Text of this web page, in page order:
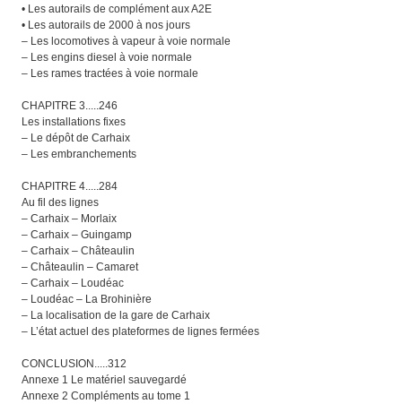
• Les autorails de complément aux A2E
• Les autorails de 2000 à nos jours
– Les locomotives à vapeur à voie normale
– Les engins diesel à voie normale
– Les rames tractées à voie normale
CHAPITRE 3.....246
Les installations fixes
– Le dépôt de Carhaix
– Les embranchements
CHAPITRE 4.....284
Au fil des lignes
– Carhaix – Morlaix
– Carhaix – Guingamp
– Carhaix – Châteaulin
– Châteaulin – Camaret
– Carhaix – Loudéac
– Loudéac – La Brohinière
– La localisation de la gare de Carhaix
– L’état actuel des plateformes de lignes fermées
CONCLUSION.....312
Annexe 1 Le matériel sauvegardé
Annexe 2 Compléments au tome 1